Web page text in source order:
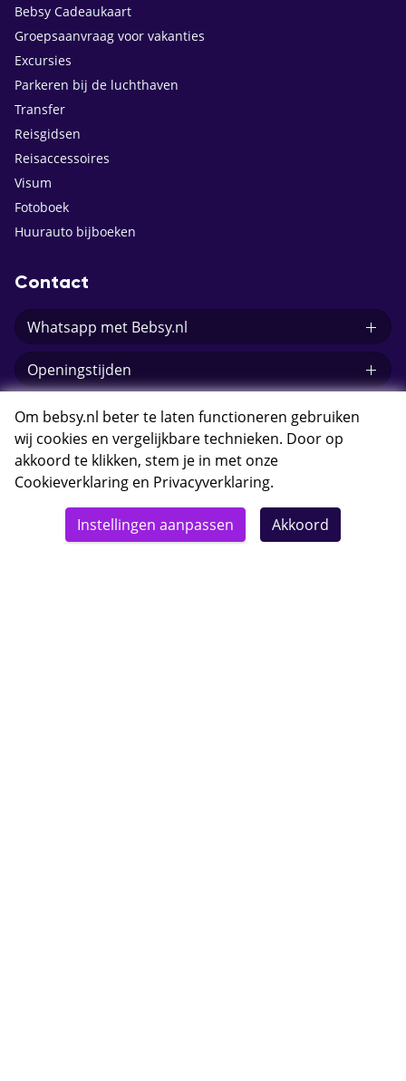
Bebsy Cadeaukaart
Groepsaanvraag voor vakanties
Excursies
Parkeren bij de luchthaven
Transfer
Reisgidsen
Reisaccessoires
Visum
Fotoboek
Huurauto bijboeken
Contact
Whatsapp met Bebsy.nl
Openingstijden
E-mail Bebsy.nl
© 2026 Bebsy.nl
Om bebsy.nl beter te laten functioneren gebruiken
wij cookies en vergelijkbare technieken. Door op
akkoord te klikken, stem je in met onze
Cookieverklaring en Privacyverklaring.
Instellingen aanpassen Akkoord